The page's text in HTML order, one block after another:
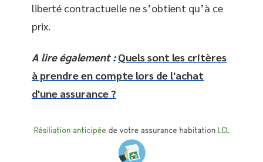
liberté contractuelle ne s’obtient qu’à ce
prix.
A lire également : Quels sont les critères
à prendre en compte lors de l'achat
d'une assurance ?